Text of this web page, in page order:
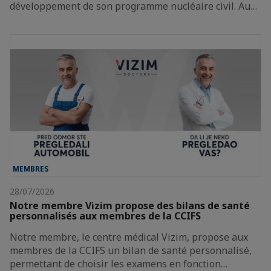
développement de son programme nucléaire civil. Au…
MEMBRES
28/07/2026
Notre membre Vizim propose des bilans de santé
personnalisés aux membres de la CCIFS
Notre membre, le centre médical Vizim, propose aux
membres de la CCIFS un bilan de santé personnalisé,
permettant de choisir les examens en fonction…